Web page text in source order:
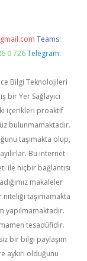
Teams:
0 726 Telegram:
Bilgi Teknolojileri
bir Yer Sağlayıcı
içerikleri proaktif
bulunmamaktadır.
taşımakta olup,
Bu internet
ile hiçbir bağlantısı
makaleler
taşımamakta
yapılmamaktadır.
tesadüfidir.
bir bilgi paylaşım
aykırı olduğunu